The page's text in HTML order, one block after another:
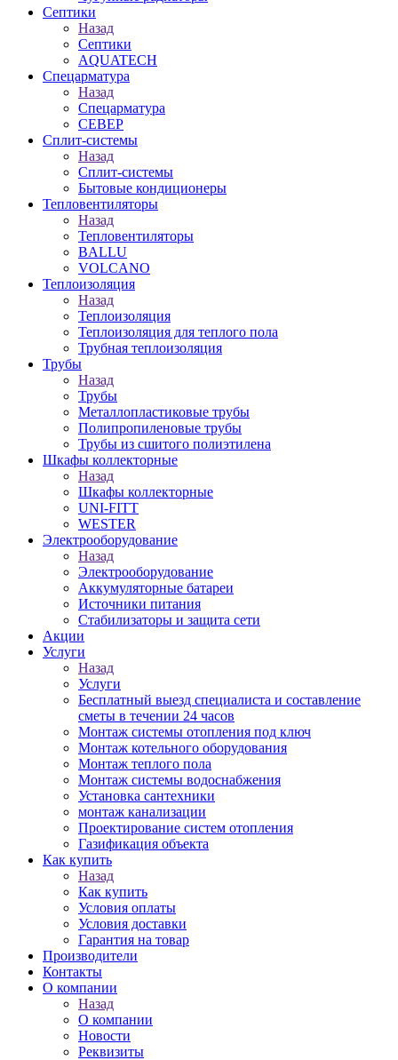
Септики
Назад
Септики
AQUATECH
Спецарматура
Назад
Спецарматура
СЕВЕР
Сплит-системы
Назад
Сплит-системы
Бытовые кондиционеры
Тепловентиляторы
Назад
Тепловентиляторы
BALLU
VOLCANO
Теплоизоляция
Назад
Теплоизоляция
Теплоизоляция для теплого пола
Трубная теплоизоляция
Трубы
Назад
Трубы
Металлопластиковые трубы
Полипропиленовые трубы
Трубы из сшитого полиэтилена
Шкафы коллекторные
Назад
Шкафы коллекторные
UNI-FITT
WESTER
Электрооборудование
Назад
Электрооборудование
Аккумуляторные батареи
Источники питания
Стабилизаторы и защита сети
Акции
Услуги
Назад
Услуги
Бесплатный выезд специалиста и составление
сметы в течении 24 часов
Монтаж системы отопления под ключ
Монтаж котельного оборудования
Монтаж теплого пола
Монтаж системы водоснабжения
Установка сантехники
монтаж канализации
Проектирование систем отопления
Газификация объекта
Как купить
Назад
Как купить
Условия оплаты
Условия доставки
Гарантия на товар
Производители
Контакты
О компании
Назад
О компании
Новости
Реквизиты